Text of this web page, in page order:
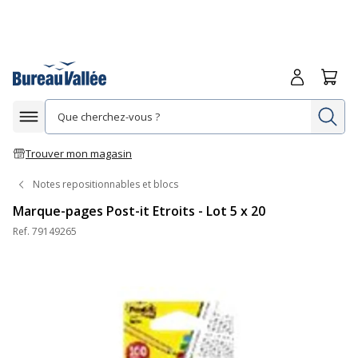
Afficher la navigation
Trouver mon magasin
Me
Notes repositionnables et blocs
Marque-pages Post-it Etroits - Lot 5 x 20
Ref. 79149265